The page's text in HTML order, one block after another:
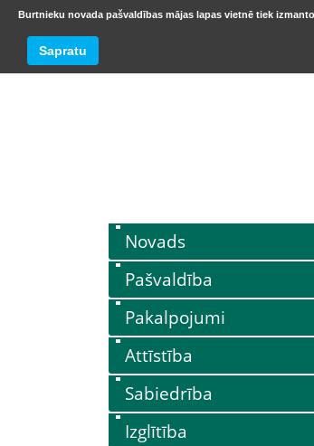
BURTNIEKU NOVADS
Novads
Pašvaldība
Pakalpojumi
Attīstība
Sabiedrība
Izglītība
Burtnieku novada pašvaldības mājas lapas vietnē tiek
Sapratu